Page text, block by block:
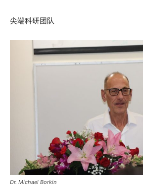
尖端科研团队
Dr. Michael Borkin